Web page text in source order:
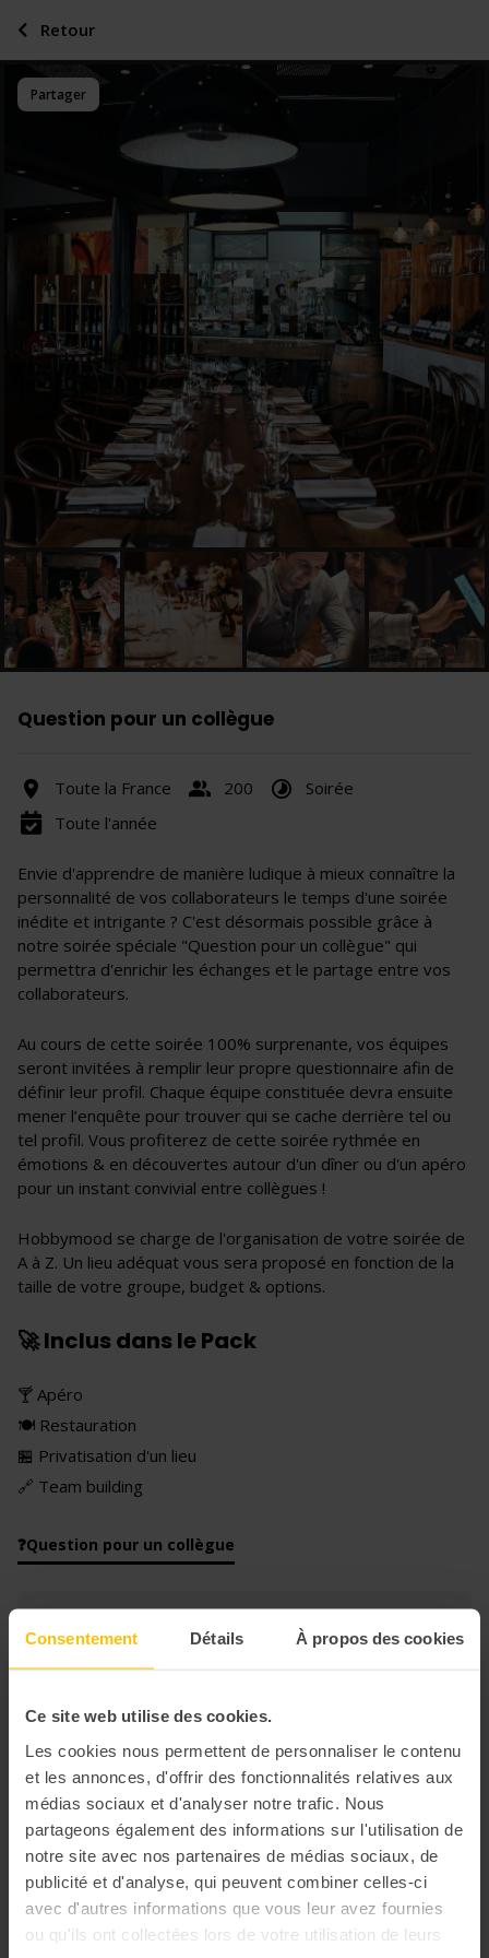
Consentement Détails À propos des cookies
Ce site web utilise des cookies.
Les cookies nous permettent de personnaliser le contenu
et les annonces, d'offrir des fonctionnalités relatives aux
médias sociaux et d'analyser notre trafic. Nous
partageons également des informations sur l'utilisation de
notre site avec nos partenaires de médias sociaux, de
publicité et d'analyse, qui peuvent combiner celles-ci
avec d'autres informations que vous leur avez fournies
ou qu'ils ont collectées lors de votre utilisation de leurs
Partager
Question pour un collègue
Toute la France 200
Soirée
Toute l'année
Envie d'apprendre de manière ludique à mieux connaître la
personnalité de vos collaborateurs le temps d'une soirée
inédite et intrigante ? C'est désormais possible grâce à
notre soirée spéciale "Question pour un collègue" qui
permettra d'enrichir les échanges et le partage entre vos
collaborateurs.
Au cours de cette soirée 100% surprenante, vos équipes
seront invitées à remplir leur propre questionnaire afin de
définir leur profil. Chaque équipe constituée devra ensuite
mener l’enquête pour trouver qui se cache derrière tel ou
tel profil. Vous profiterez de cette soirée rythmée en
émotions & en découvertes autour d'un dîner ou d'un apéro
pour un instant convivial entre collègues !
Hobbymood se charge de l'organisation de votre soirée de
A à Z. Un lieu adéquat vous sera proposé en fonction de la
taille de votre groupe, budget & options.
🚀 Inclus dans le Pack
🍸 Apéro
🍽 Restauration
🏪 Privatisation d'un lieu
🔗 Team building
❓Question pour un collègue
Arrivée à destination et accueil des
participants
Le lieu vous sera proposé en fonction de la taille de
Qui est Qui ?
Découvrez davantage la personnalité de vos collègues
grâce à une animation surprenante et 100% amusante
avec vos équipes.
0 avis Soumettre un avis
Retour